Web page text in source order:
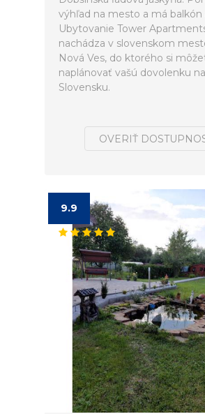
výhľad na mesto a má balkón
Ubytovanie Tower
nachádza v slovenskom
Nová Ves, do ktorého si
naplánovať vašú dovolenku na
Slovensku.
OVERIŤ
9.9